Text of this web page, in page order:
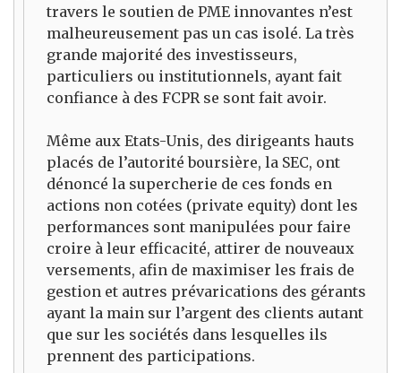
travers le soutien de PME innovantes n’est
malheureusement pas un cas isolé. La très
grande majorité des investisseurs,
particuliers ou institutionnels, ayant fait
confiance à des FCPR se sont fait avoir.
Même aux Etats-Unis, des dirigeants hauts
placés de l’autorité boursière, la SEC, ont
dénoncé la supercherie de ces fonds en
actions non cotées (private equity) dont les
performances sont manipulées pour faire
croire à leur efficacité, attirer de nouveaux
versements, afin de maximiser les frais de
gestion et autres prévarications des gérants
ayant la main sur l’argent des clients autant
que sur les sociétés dans lesquelles ils
prennent des participations.